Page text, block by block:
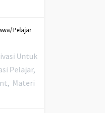
Pelajar
Untuk
Pelajar,
Materi